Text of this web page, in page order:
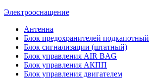
Электрооснащение
Антенна
Блок предохранителей подкапотный
Блок сигнализации (штатный)
Блок управления AIR BAG
Блок управления АКПП
Блок управления двигателем